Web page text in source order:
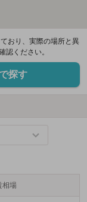
おり、実際の場所と異
認ください。
探す
相場